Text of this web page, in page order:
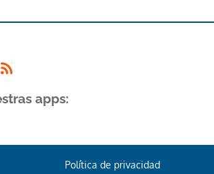
apps:
Política de privacidad